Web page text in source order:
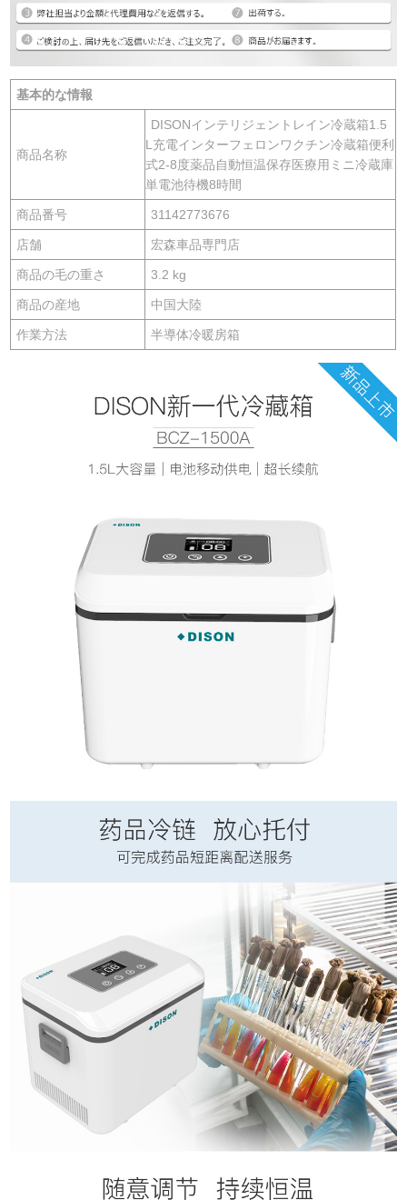
基本的な情報
商品名称
DISONインテリジェントレイン冷蔵箱1.5
L充電インターフェロンワクチン冷蔵箱便利
式2-8度薬品自動恒温保存医療用ミニ冷蔵庫
単電池待機8時間
商品番号 31142773676
店舗 宏森車品専門店
商品の毛の重さ 3.2 kg
商品の産地 中国大陸
作業方法 半導体冷暖房箱